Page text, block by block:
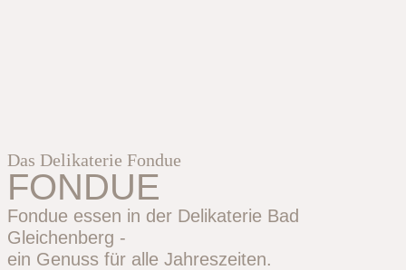
Das Delikaterie Fondue
FONDUE
Fondue essen in der Delikaterie Bad
Gleichenberg -
ein Genuss für alle Jahreszeiten.